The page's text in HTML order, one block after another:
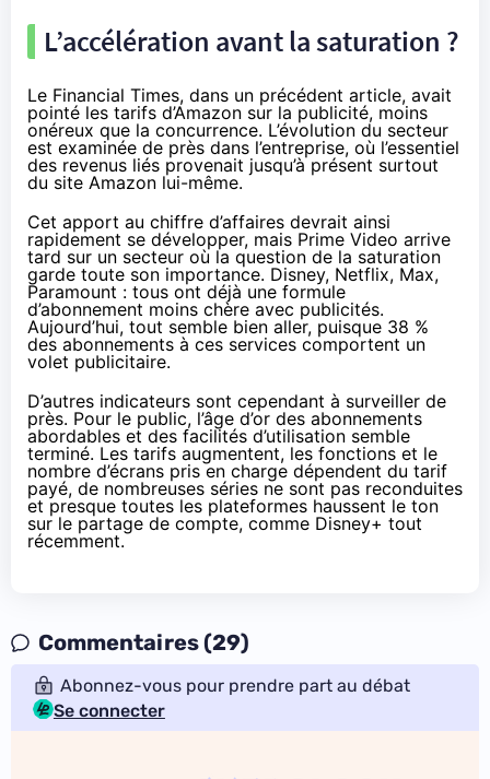
L’accélération avant la saturation ?
Le Financial Times, dans un précédent article, avait
pointé les tarifs d’Amazon sur la publicité, moins
onéreux que la concurrence. L’évolution du secteur
est examinée de près dans l’entreprise, où l’essentiel
des revenus liés provenait jusqu’à présent surtout
du site Amazon lui-même.
Cet apport au chiffre d’affaires devrait ainsi
rapidement se développer, mais Prime Video arrive
tard sur un secteur où la question de la saturation
garde toute son importance. Disney, Netflix, Max,
Paramount : tous ont déjà une formule
d’abonnement moins chère avec publicités.
Aujourd’hui, tout semble bien aller, puisque 38 %
des abonnements à ces services comportent un
volet publicitaire.
D’autres indicateurs sont cependant à surveiller de
près. Pour le public, l’âge d’or des abonnements
abordables et des facilités d’utilisation semble
terminé. Les tarifs augmentent, les fonctions et le
nombre d’écrans pris en charge dépendent du tarif
payé, de nombreuses séries ne sont pas reconduites
et presque toutes les plateformes haussent le ton
sur le partage de compte, comme Disney+ tout
récemment.
Commentaires (29)
Abonnez-vous pour prendre part au débat
Se connecter